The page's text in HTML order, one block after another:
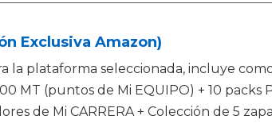
Exclusiva Amazon)
la plataforma seleccionada, incluye
MT (puntos de Mi EQUIPO) + 10 packs
de Mi CARRERA + Colección de 5